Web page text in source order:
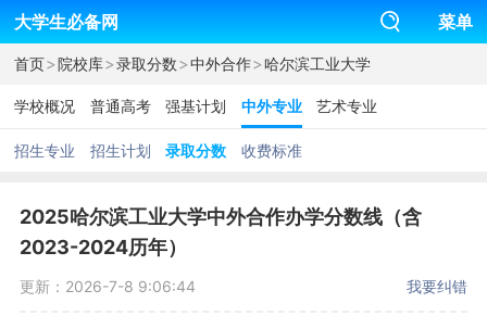
大学生必备网 菜单
首页>院校库>录取分数>中外合作>哈尔滨工业大学
学校概况 普通高考 强基计划 中外专业 艺术专业
招生专业 招生计划 录取分数 收费标准
2025哈尔滨工业大学中外合作办学分数线（含
2023-2024历年）
更新：2026-7-8 9:06:44 我要纠错